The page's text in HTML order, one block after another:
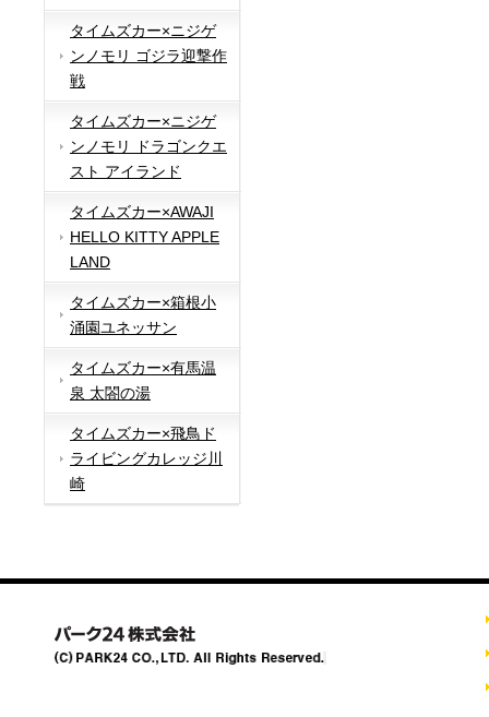
タイムズカー×ニジゲ
ンノモリ ゴジラ迎撃作
戦
タイムズカー×ニジゲ
ンノモリ ドラゴンクエ
スト アイランド
タイムズカー×AWAJI
HELLO KITTY APPLE
LAND
タイムズカー×箱根小
涌園ユネッサン
タイムズカー×有馬温
泉 太閤の湯
タイムズカー×飛鳥ド
ライビングカレッジ川
崎